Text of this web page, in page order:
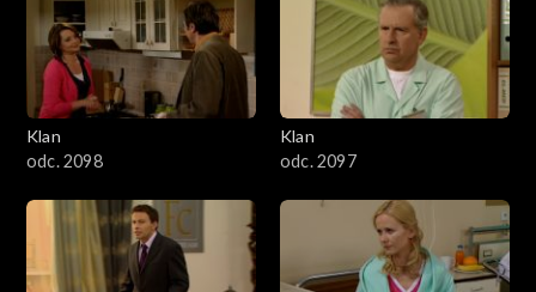
4201–4300
4101–4200
3901–4000
Klan
odc. 2098
Klan
odc. 2097